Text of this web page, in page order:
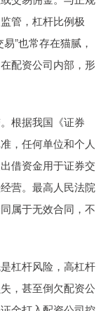
管，杠杆比例极
”也常存在猫腻，
配资公司内部，形
根据我国《证券
，任何单位和个人
借资金用于证券交
营。最高人民法院
属于无效合同，不
杠杆风险，高杠杆
，甚至倒欠配资公